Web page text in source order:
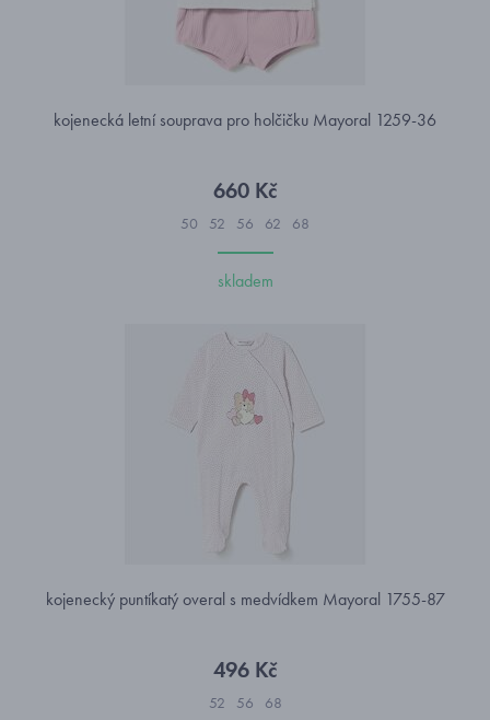
kojenecká letní souprava pro holčičku Mayoral 1259-36
660 Kč
50 52 56 62 68
skladem
kojenecký puntíkatý overal s medvídkem Mayoral 1755-87
496 Kč
52 56 68